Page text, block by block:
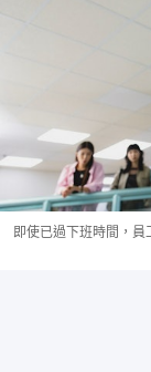
即使已過下班時間，員